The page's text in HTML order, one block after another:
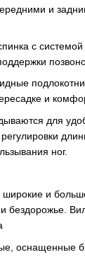
и
с
и
для
ног.
и
бездорожье.
оснащенные